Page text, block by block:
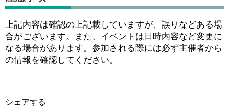
上記内容は確認の上記載していますが、誤りなどある場
合がございます。また、イベントは日時内容など変更に
なる場合があります。参加される際には必ず主催者から
の情報を確認してください。
シェアする